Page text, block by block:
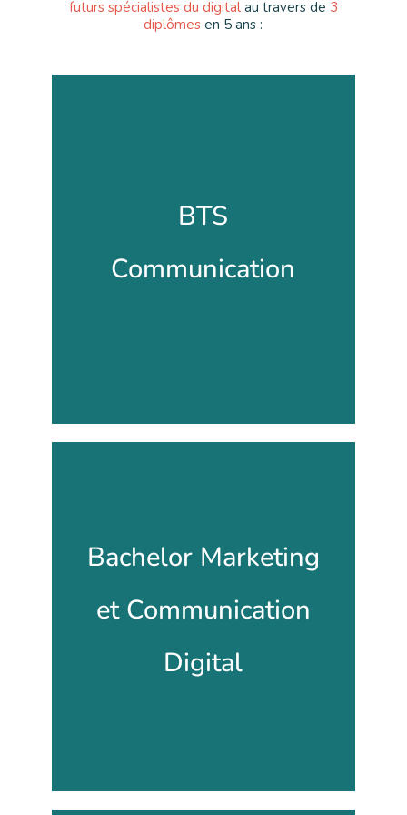
futurs spécialistes du digitalau travers de 3
diplômes en 5 ans :
BTS
Communication
BTS Communication
Bachelor Marketing
et Communication
Digital
Communication
Digital
BAC +3 : Titre certifié de niveau 6,
enregistré au RNCP